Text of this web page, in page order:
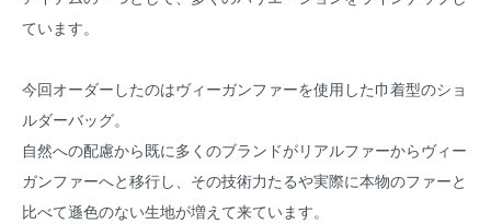
ています。
今回オーダーしたのはヴィーガンファーを使用した巾着型のショ
ルダーバッグ。
自然への配慮から既に多くのブランドがリアルファーからヴィー
ガンファーへと移行し、その技術力たるや実際に本物のファーと
比べて遜色のない生地が増えて来ています。